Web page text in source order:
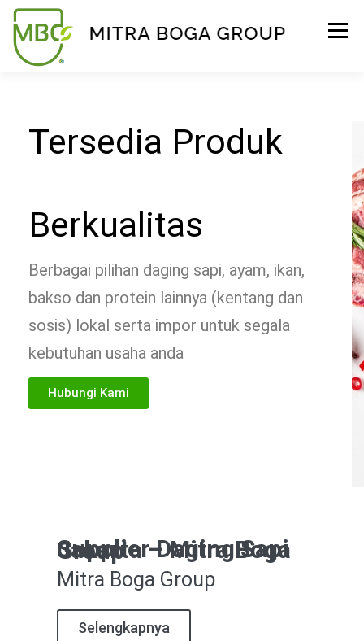
Menu
Tersedia Produk
Berkualitas
Berbagai pilihan daging sapi, ayam, ikan,
bakso dan protein lainnya (kentang dan
sosis) lokal serta impor untuk segala
kebutuhan usaha anda
Hubungi Kami
Supplier Daging Sapi Jakarta – Mitra Boga Group
Mitra Boga Group
Selengkapnya